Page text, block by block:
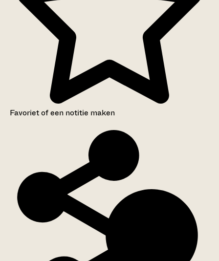
Favoriet of een notitie maken